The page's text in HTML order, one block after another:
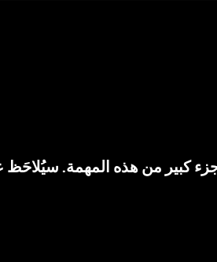
كبير من هذه المهمة.
كبير منهذه المهمة.سيُلاحَظ